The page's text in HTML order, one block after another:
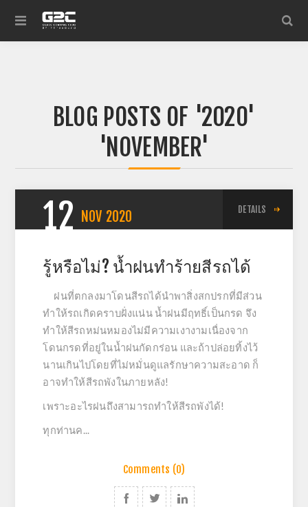
BLOG POSTS OF '2020'
'NOVEMBER'
12 NOV 2020 DETAILS
รู้หรือไม่? น้ำฝนทำร้ายสีรถได้
ฝนที่ตกลงมาโดนสีรถได้นำพาสิ่งสกปรกที่มีส่วน
ทำให้รถเกิดคราบฝั่งแน่น น้ำฝนมีฤทธิ์เป็นกรด จึง
ทำให้สีรถหม่นหมองไม่มีความเงางามเนื่องจาก
โดนกรดที่อยู่ในน้ำฝนกัดกร่อน และถ้าปล่อยทิ้งไว้
นานเกินไปโดยที่ไม่หมั่นดูแลรักษาความสะอาด ก็
อาจทำให้สีรถพังในภายหลัง!
เพราะอะไรฝนถึงสามารถทำให้สีรถพังได้!
ทุกท่านค...
Comments (0)